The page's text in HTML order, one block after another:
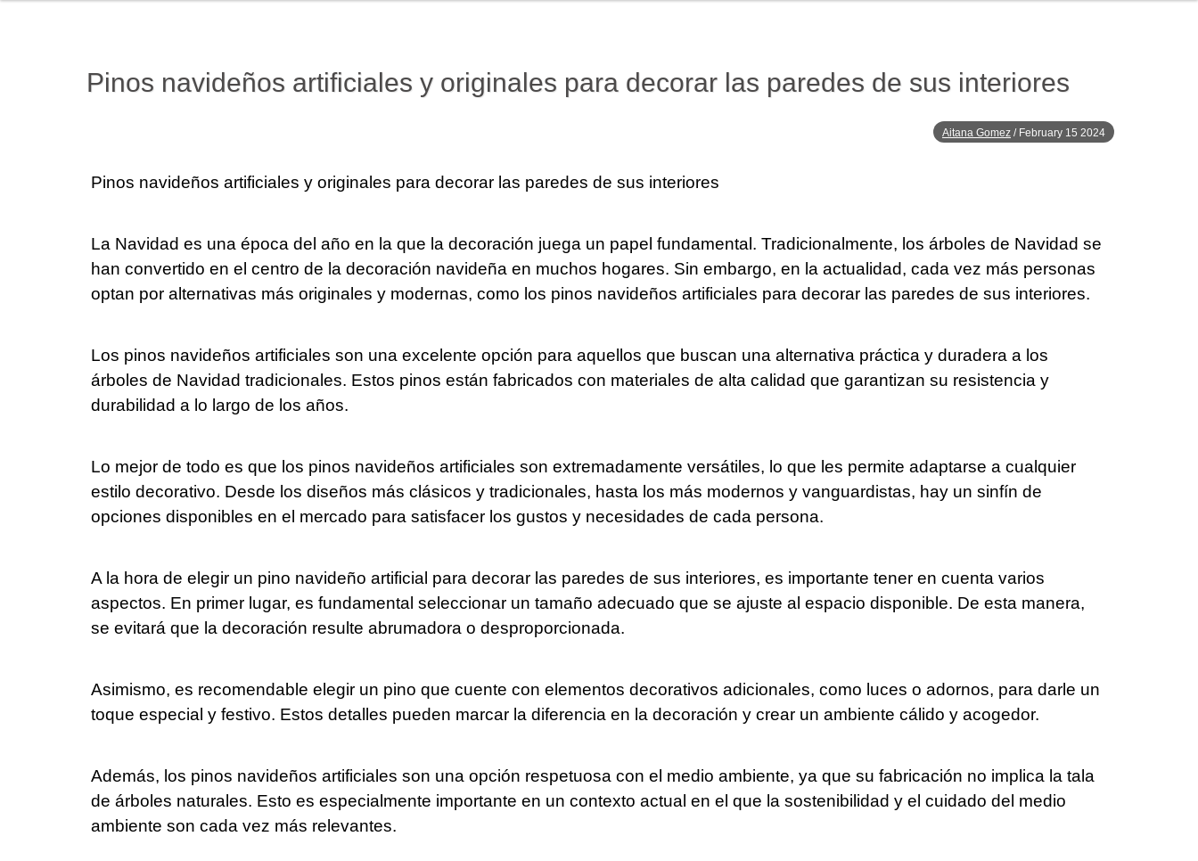
Pinos navideños artificiales y originales para decorar las paredes de sus interiores
Aitana Gomez / February 15 2024
Pinos navideños artificiales y originales para decorar las paredes de sus interiores
La Navidad es una época del año en la que la decoración juega un papel fundamental. Tradicionalmente, los árboles de Navidad se
han convertido en el centro de la decoración navideña en muchos hogares. Sin embargo, en la actualidad, cada vez más personas
optan por alternativas más originales y modernas, como los pinos navideños artificiales para decorar las paredes de sus interiores.
Los pinos navideños artificiales son una excelente opción para aquellos que buscan una alternativa práctica y duradera a los
árboles de Navidad tradicionales. Estos pinos están fabricados con materiales de alta calidad que garantizan su resistencia y
durabilidad a lo largo de los años.
Lo mejor de todo es que los pinos navideños artificiales son extremadamente versátiles, lo que les permite adaptarse a cualquier
estilo decorativo. Desde los diseños más clásicos y tradicionales, hasta los más modernos y vanguardistas, hay un sinfín de
opciones disponibles en el mercado para satisfacer los gustos y necesidades de cada persona.
A la hora de elegir un pino navideño artificial para decorar las paredes de sus interiores, es importante tener en cuenta varios
aspectos. En primer lugar, es fundamental seleccionar un tamaño adecuado que se ajuste al espacio disponible. De esta manera,
se evitará que la decoración resulte abrumadora o desproporcionada.
Asimismo, es recomendable elegir un pino que cuente con elementos decorativos adicionales, como luces o adornos, para darle un
toque especial y festivo. Estos detalles pueden marcar la diferencia en la decoración y crear un ambiente cálido y acogedor.
Además, los pinos navideños artificiales son una opción respetuosa con el medio ambiente, ya que su fabricación no implica la tala
de árboles naturales. Esto es especialmente importante en un contexto actual en el que la sostenibilidad y el cuidado del medio
ambiente son cada vez más relevantes.